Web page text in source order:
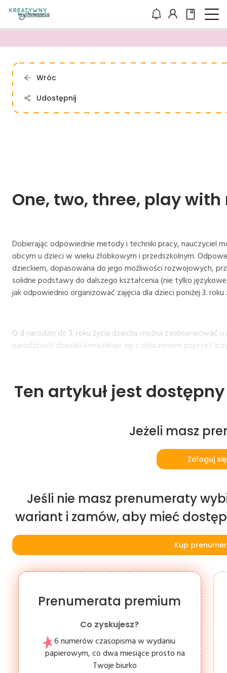
Wróc
Udostępnij
One, two, three, play with
Dobierając odpowiednie metody i techniki pracy, nauczyciel
obcym u dzieci w wieku żłobkowym i przedszkolnym.
dzieckiem, dopasowana do jego możliwości rozwojowych,
solidne podstawy do dalszego kształcenia (nie tylko
jak odpowiednio organizować zajęcia dla dzieci poniżej 3. roku
O d narodzin do 3. roku życia dziecka można zaobserwować
narodzinach dziecko komunikuje się z otoczeniem poprzez
Ten artykuł jest
Jeżeli masz
Zaloguj się
Jeśli nie masz prenumeraty
wariant i zamów, aby mieć
Kup
Prenumerata premium
Co zyskujesz?
6 numerów czasopisma w wydaniu
papierowym, co dwa miesiące prosto na
Twoje biurko